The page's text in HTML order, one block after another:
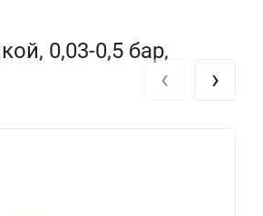
0,03-0,5 бар,
‹ ›